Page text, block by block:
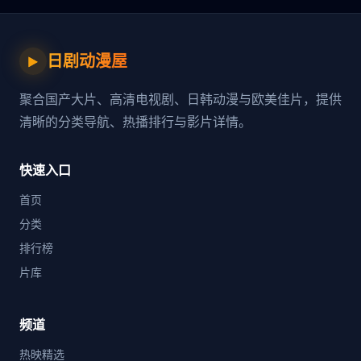
▶ 日剧动漫屋
聚合国产大片、高清电视剧、日韩动漫与欧美佳片，提供
清晰的分类导航、热播排行与影片详情。
快速入口
首页
分类
排行榜
片库
频道
热映精选